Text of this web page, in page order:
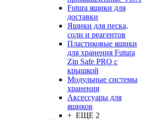
Futura ящики для
доставки
Ящики для песка,
соли и реагентов
Пластиковые ящики
для хранения Futura
Zip Safe PRO с
крышкой
Модульные системы
хранения
Аксессуары для
ящиков
+ ЕЩЕ 2